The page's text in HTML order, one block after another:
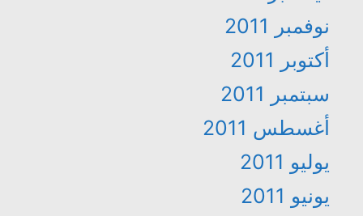
نوفمبر 2011
أكتوبر 2011
سبتمبر 2011
أغسطس 2011
يوليو 2011
يونيو 2011